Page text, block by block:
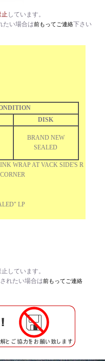
しています。
たい場合は前もってご連絡下さい
DISK
BRAND NEW
SEALED
WRAP AT VACK SIDE'S R
LP
しています。
れたい場合は前もってご連絡